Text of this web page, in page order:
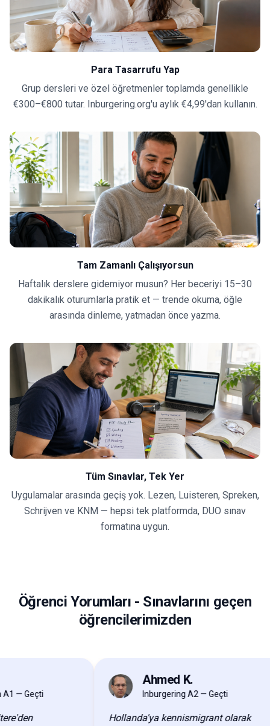
Para Tasarrufu Yap
Grup dersleri ve özel öğretmenler toplamda genellikle
€300–€800 tutar. Inburgering.org'u aylık €4,99'dan kullanın.
Tam Zamanlı Çalışıyorsun
Haftalık derslere gidemiyor musun? Her beceriyi 15–30
dakikalık oturumlarla pratik et — trende okuma, öğle
arasında dinleme, yatmadan önce yazma.
Tüm Sınavlar, Tek Yer
Uygulamalar arasında geçiş yok. Lezen, Luisteren, Spreken,
Schrijven ve KNM — hepsi tek platformda, DUO sınav
formatına uygun.
Öğrenci Yorumları - Sınavlarını geçen
öğrencilerimizden
Geçti
AK Ahmed K.
Inburgering A2 — Geçti
Hollanda'ya kennismigrant olarak